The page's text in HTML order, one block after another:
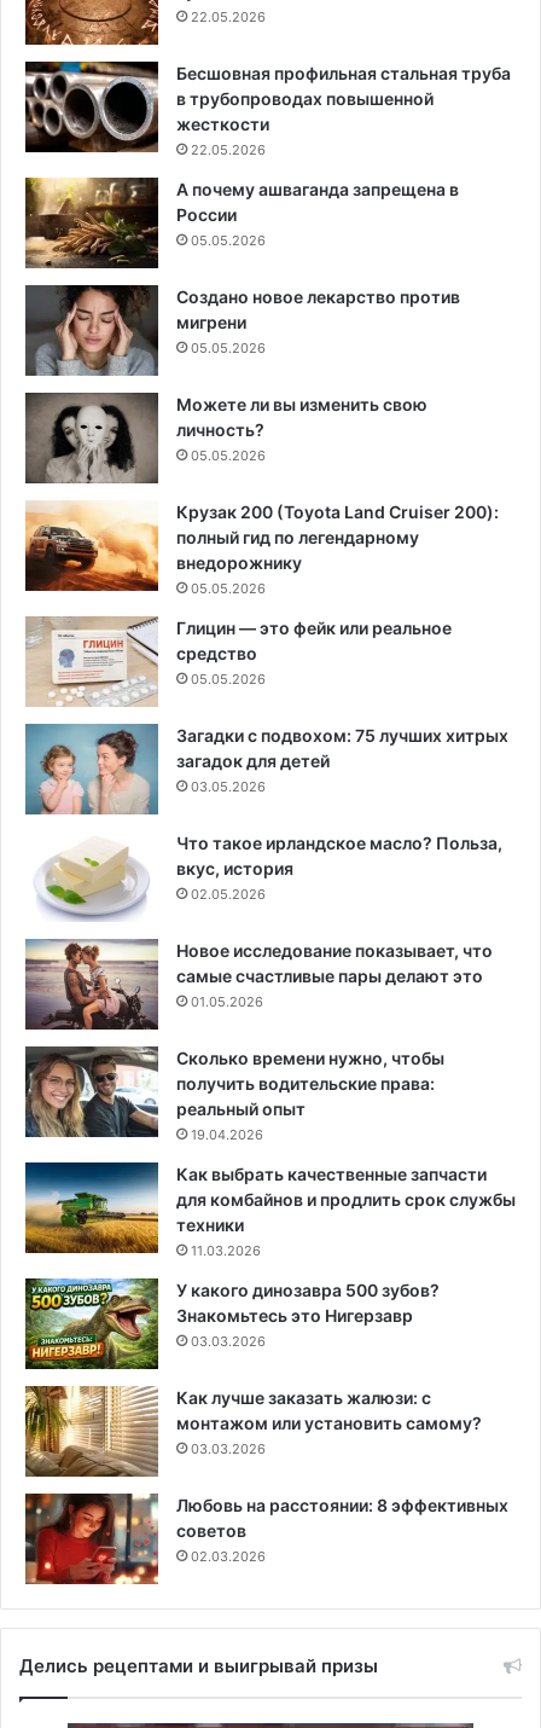
22.05.2026
Бесшовная профильная стальная труба
в трубопроводах повышенной
жесткости
22.05.2026
А почему ашваганда запрещена в
России
05.05.2026
Создано новое лекарство против
мигрени
05.05.2026
Можете ли вы изменить свою
личность?
05.05.2026
Крузак 200 (Toyota Land Cruiser 200):
полный гид по легендарному
внедорожнику
05.05.2026
Глицин — это фейк или реальное
средство
05.05.2026
Загадки с подвохом: 75 лучших хитрых
загадок для детей
03.05.2026
Что такое ирландское масло? Польза,
вкус, история
02.05.2026
Новое исследование показывает, что
самые счастливые пары делают это
01.05.2026
Сколько времени нужно, чтобы
получить водительские права:
реальный опыт
19.04.2026
Как выбрать качественные запчасти
для комбайнов и продлить срок службы
техники
11.03.2026
У какого динозавра 500 зубов?
Знакомьтесь это Нигерзавр
03.03.2026
Как лучше заказать жалюзи: с
монтажом или установить самому?
03.03.2026
Любовь на расстоянии: 8 эффективных
советов
02.03.2026
Делись рецептами и выигрывай призы